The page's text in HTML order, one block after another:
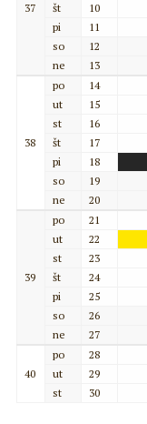
37
št
10
pi
11
so
12
ne
13
38
po
14
ut
15
st
16
št
17
pi
18
so
19
ne
20
39
po
21
ut
22
st
23
št
24
pi
25
so
26
ne
27
40
po
28
ut
29
st
30